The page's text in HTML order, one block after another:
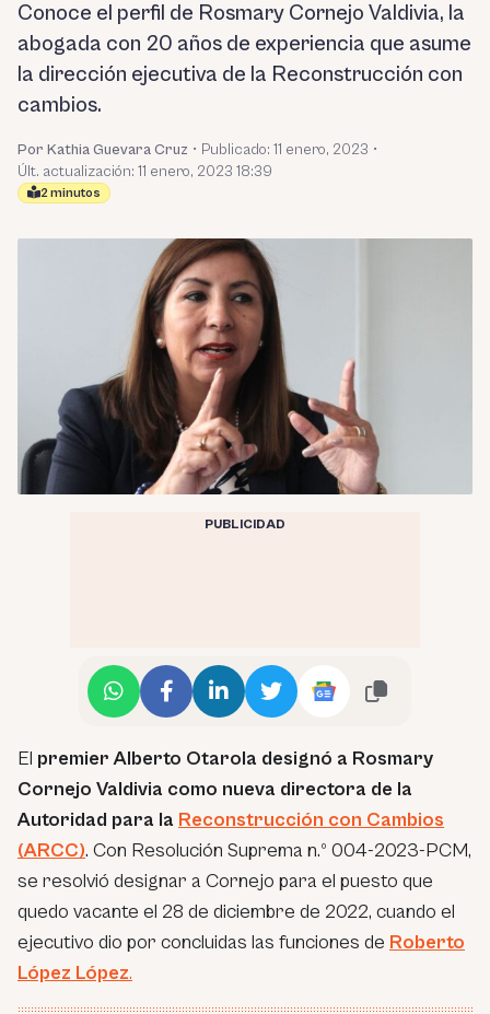
Conoce el perfil de Rosmary Cornejo Valdivia, la
abogada con 20 años de experiencia que asume
la dirección ejecutiva de la Reconstrucción con
cambios.
Por Kathia Guevara Cruz • Publicado: 11 enero, 2023 •
Últ. actualización: 11 enero, 2023 18:39
2 minutos
PUBLICIDAD
El premier Alberto Otarola designó a Rosmary
Cornejo Valdivia como nueva directora de la
Autoridad para la Reconstrucción con Cambios
(ARCC). Con Resolución Suprema n.º 004-2023-PCM,
se resolvió designar a Cornejo para el puesto que
quedo vacante el 28 de diciembre de 2022, cuando el
ejecutivo dio por concluidas las funciones de Roberto
López López.